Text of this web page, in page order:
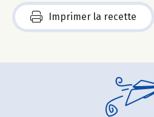
Imprimer la recette